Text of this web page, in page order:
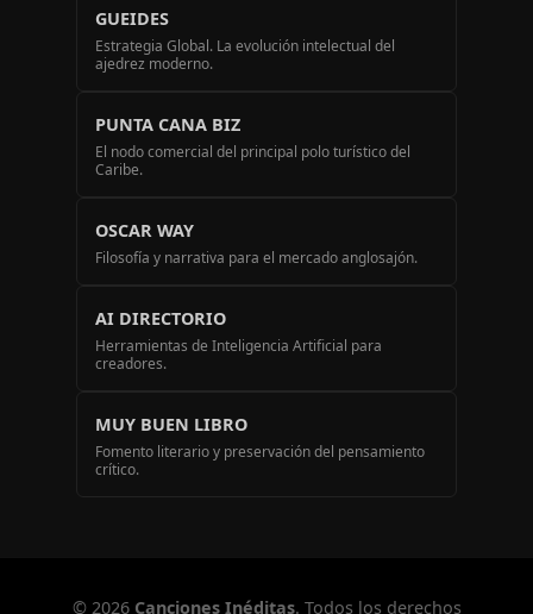
GUEIDES
Estrategia Global. La evolución intelectual del
ajedrez moderno.
PUNTA CANA BIZ
El nodo comercial del principal polo turístico del
Caribe.
OSCAR WAY
Filosofía y narrativa para el mercado anglosajón.
AI DIRECTORIO
Herramientas de Inteligencia Artificial para
creadores.
MUY BUEN LIBRO
Fomento literario y preservación del pensamiento
crítico.
© 2026 Canciones Inéditas. Todos los derechos